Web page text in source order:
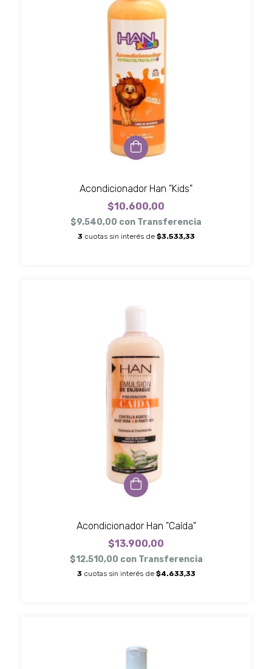
Acondicionador Han "Kids"
$10.600,00
$9.540,00 con Transferencia
3 cuotas sin interés de $3.533,33
Acondicionador Han "Caída"
$13.900,00
$12.510,00 con Transferencia
3 cuotas sin interés de $4.633,33